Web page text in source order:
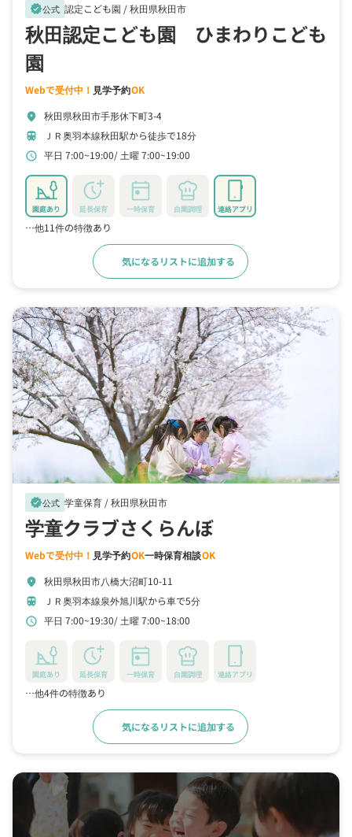
verified公式 認定こども園 /秋田県秋田市
秋田認定こども園 ひまわりこども
園
Webで受付中！ 見学予約OK
location_on 秋田県秋田市手形休下町3-4
train ＪＲ奥羽本線秋田駅から徒歩で18分
schedule 平日 7:00~19:00 土曜 7:00~19:00
園庭あり 延長保育 一時保育 自園調理 連絡アプリ
…他11件の特徴あり
気になるリストに追加する
verified公式 学童保育 /秋田県秋田市
学童クラブさくらんぼ
Webで受付中！ 見学予約OK一時保育相談OK
location_on 秋田県秋田市八橋大沼町10-11
train ＪＲ奥羽本線泉外旭川駅から車で5分
schedule 平日 7:00~19:30 土曜 7:00~18:00
園庭あり 延長保育 一時保育 自園調理 連絡アプリ
…他4件の特徴あり
気になるリストに追加する